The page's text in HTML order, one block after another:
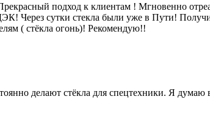
подход к клиентам ! Мгновенно
Через сутки стекла были уже в Пути!
( стёкла огонь)! Рекомендую!!
делают стёкла для спецтехники. Я думаю